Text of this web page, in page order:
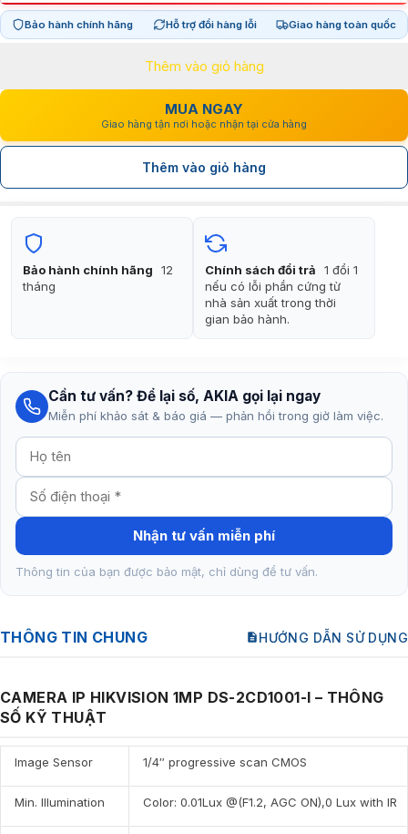
Bảo hành chính hãng Hỗ trợ đổi hàng lỗi Giao hàng toàn quốc
Thêm vào giỏ hàng
MUA NGAY
Giao hàng tận nơi hoặc nhận tại cửa hàng
Thêm vào giỏ hàng
Bảo hành chính hãng
12
tháng
Chính sách đổi trả
1 đổi 1
nếu có lỗi phần cứng từ
nhà sản xuất trong thời
gian bảo hành.
Cần tư vấn? Để lại số, AKIA gọi lại ngay
Miễn phí khảo sát & báo giá — phản hồi trong giờ làm việc.
Nhận tư vấn miễn phí
Thông tin của bạn được bảo mật, chỉ dùng để tư vấn.
THÔNG TIN CHUNG HƯỚNG DẪN SỬ DỤNG
CAMERA IP HIKVISION 1MP DS-2CD1001-I – THÔNG
SỐ KỸ THUẬT
Image Sensor 1/4″ progressive scan CMOS
Min. Illumination Color: 0.01Lux @(F1.2, AGC ON),0 Lux with IR